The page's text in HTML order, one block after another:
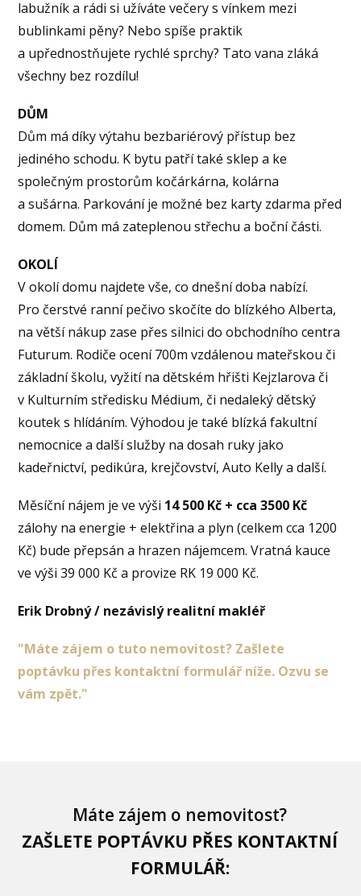
labužník a rádi si užíváte večery s vínkem mezi
bublinkami pěny? Nebo spíše praktik
a upřednostňujete rychlé sprchy? Tato vana zláká
všechny bez rozdílu!
DŮM
Dům má díky výtahu bezbariérový přístup bez
jediného schodu. K bytu patří také sklep a ke
společným prostorům kočárkárna, kolárna
a sušárna. Parkování je možné bez karty zdarma před
domem. Dům má zateplenou střechu a boční části.
OKOLÍ
V okolí domu najdete vše, co dnešní doba nabízí.
Pro čerstvé ranní pečivo skočíte do blízkého Alberta,
na větší nákup zase přes silnici do obchodního centra
Futurum. Rodiče ocení 700m vzdálenou mateřskou či
základní školu, vyžití na dětském hřišti Kejzlarova či
v Kulturním středisku Médium, či nedaleký dětský
koutek s hlídáním. Výhodou je také blízká fakultní
nemocnice a další služby na dosah ruky jako
kadeřnictví, pedikúra, krejčovství, Auto Kelly a další.
Měsíční nájem je ve výši 14 500 Kč + cca 3500 Kč
zálohy na energie + elektřina a plyn (celkem cca 1200
Kč) bude přepsán a hrazen nájemcem. Vratná kauce
ve výši 39 000 Kč a provize RK 19 000 Kč.
Erik Drobný / nezávislý realitní makléř
"Máte zájem o tuto nemovitost? Zašlete
poptávku přes kontaktní formulář níže. Ozvu se
vám zpět."
Máte zájem o nemovitost?
ZAŠLETE POPTÁVKU PŘES KONTAKTNÍ
FORMULÁŘ: